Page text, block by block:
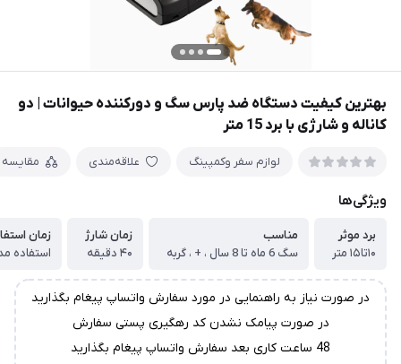
بهترین کیفیت دستگاه ضد پارس سگ و دورکننده حیوانات | دو
کاناله و شارژی با برد 15 متر
لوازم سفر وکمپینگ علاقه‌مندی مقایسه
ویژگی‌ها
برد موثر
۱۰تا۱۵ متر
مناسب
سگ 6 ماه تا 8 سال ، + ، گربه
زمان شارژ
۴۰ دقیقه
زمان
استفاده
در صورت نیاز به راهنمایی در مورد سفارش واتساپ پیغام بگذارید
در صورت پیامک نشدن کد رهگیری پستی سفارش
48 ساعت کاری بعد سفارش واتساپ پیغام بگذارید